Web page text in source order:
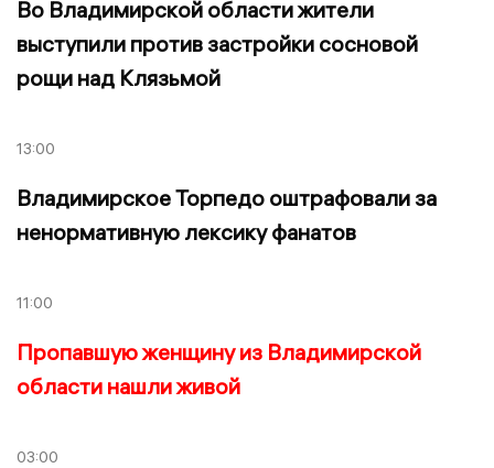
Во Владимирской области жители
выступили против застройки сосновой
рощи над Клязьмой
13:00
Владимирское Торпедо оштрафовали за
ненормативную лексику фанатов
11:00
Пропавшую женщину из Владимирской
области нашли живой
03:00